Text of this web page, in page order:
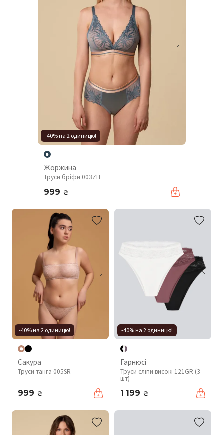
-40% на 2 одиницю!
Жоржина
Труси бріфи 003ZH
999 ₴
-40% на 2 одиницю!
Сакура
Труси танга 005SR
999 ₴
-40% на 2 одиницю!
Гарнюсі
Труси сліпи високі 121GR (3
шт)
1 199 ₴